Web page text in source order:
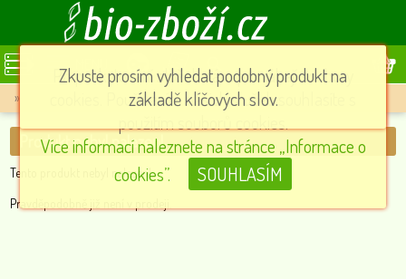
MENU
» Produkt nebyl nalezen!
Produkt nebyl nalezen!
Tento produkt nebyl nalezen!
Pravděpodobně již není v prodeji.
Při poskytování služeb nám pomáhají soubory
cookies. Používáním našich služeb souhlasíte s
Více informací naleznete na stránce „Informace o
cookies”.
SOUHLASÍM
Zkuste prosím vyhledat podobný produkt na
základě klíčových slov.